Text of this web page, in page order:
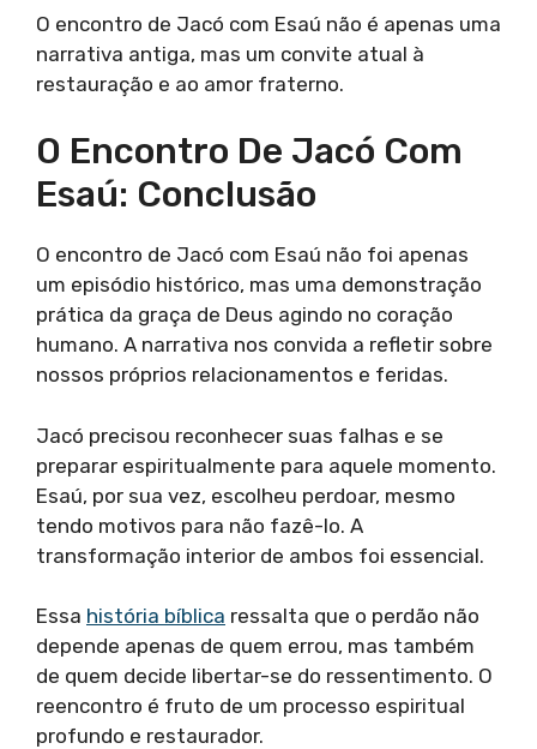
O encontro de Jacó com Esaú não é apenas uma
narrativa antiga, mas um convite atual à
restauração e ao amor fraterno.
O Encontro De Jacó Com
Esaú: Conclusão
O encontro de Jacó com Esaú não foi apenas
um episódio histórico, mas uma demonstração
prática da graça de Deus agindo no coração
humano. A narrativa nos convida a refletir sobre
nossos próprios relacionamentos e feridas.
Jacó precisou reconhecer suas falhas e se
preparar espiritualmente para aquele momento.
Esaú, por sua vez, escolheu perdoar, mesmo
tendo motivos para não fazê-lo. A
transformação interior de ambos foi essencial.
Essa história bíblica ressalta que o perdão não
depende apenas de quem errou, mas também
de quem decide libertar-se do ressentimento. O
reencontro é fruto de um processo espiritual
profundo e restaurador.